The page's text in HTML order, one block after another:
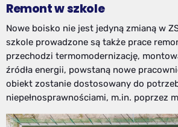
Remont w szkole
Nowe boisko nie jest jedyną zmianą w
szkole prowadzone są także prace
przechodzi termomodernizację,
źródła energii, powstaną nowe
obiekt zostanie dostosowany do
niepełnosprawnościami, m.in. poprzez